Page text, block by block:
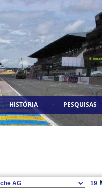
HISTÓRIA PESQUISAS
19